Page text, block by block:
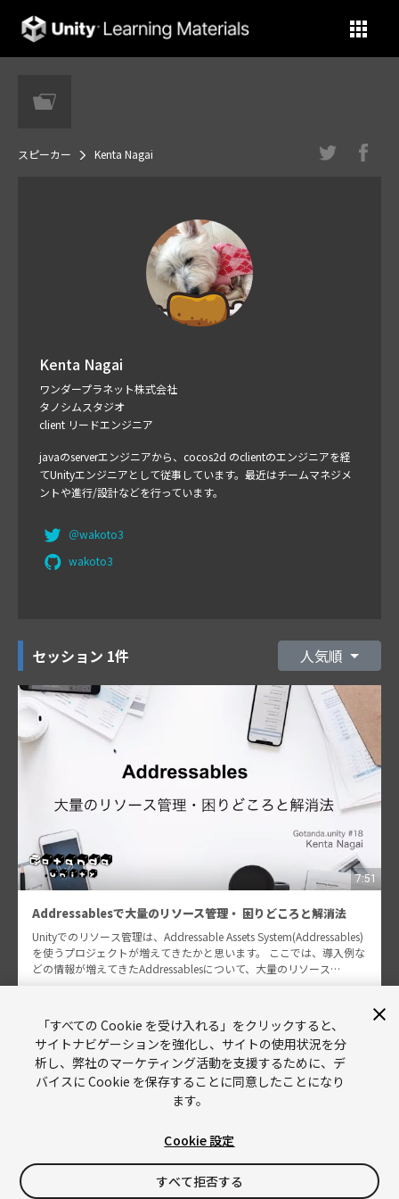
Unity Learning Materials
スピーカー Kenta Nagai
Kenta Nagai
ワンダープラネット株式会社
タノシムスタジオ
client リードエンジニア
javaのserverエンジニアから、cocos2d のclientのエンジニアを経
てUnityエンジニアとして従事しています。最近はチームマネジメ
ントや進行/設計などを行っています。
＠wakoto3
wakoto3
セッション 1件 人気順
7:51
Addressablesで大量のリソース管理・ 困りどころと解消法
Unityでのリソース管理は、Addressable Assets System(Addressables)
を使うプロジェクトが増えてきたかと思います。 ここでは、導入例な
どの情報が増えてきたAddressablesについて、大量のリソース…
Kenta Nagai
Unity
Copyright © 2026 Unity Technologies
「すべての Cookie を受け入れる」をクリックすると、
サイトナビゲーションを強化し、サイトの使用状況を分
析し、弊社のマーケティング活動を支援するために、デ
バイスに Cookie を保存することに同意したことになり
ます。
Cookie 設定
すべて拒否する